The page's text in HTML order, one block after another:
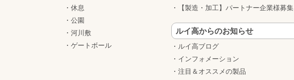
休息
公園
河川敷
ゲートボール
【製造・加工】パートナー企業様募集
ルイ高からのお知らせ
ルイ高ブログ
インフォメーション
注目＆オススメの製品